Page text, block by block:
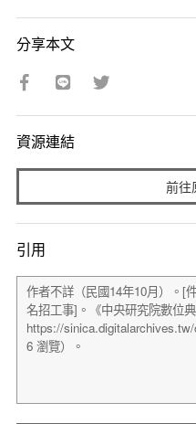
分享本文
資源連結
前往
引用